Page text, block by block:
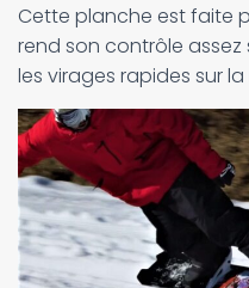
Cette planche est faite
rend son contrôle assez
les virages rapides sur